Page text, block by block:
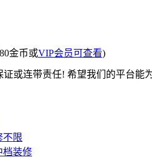
金币或VIP会员可查看)
或连带责任! 希望我们的平台能
不限
档装修